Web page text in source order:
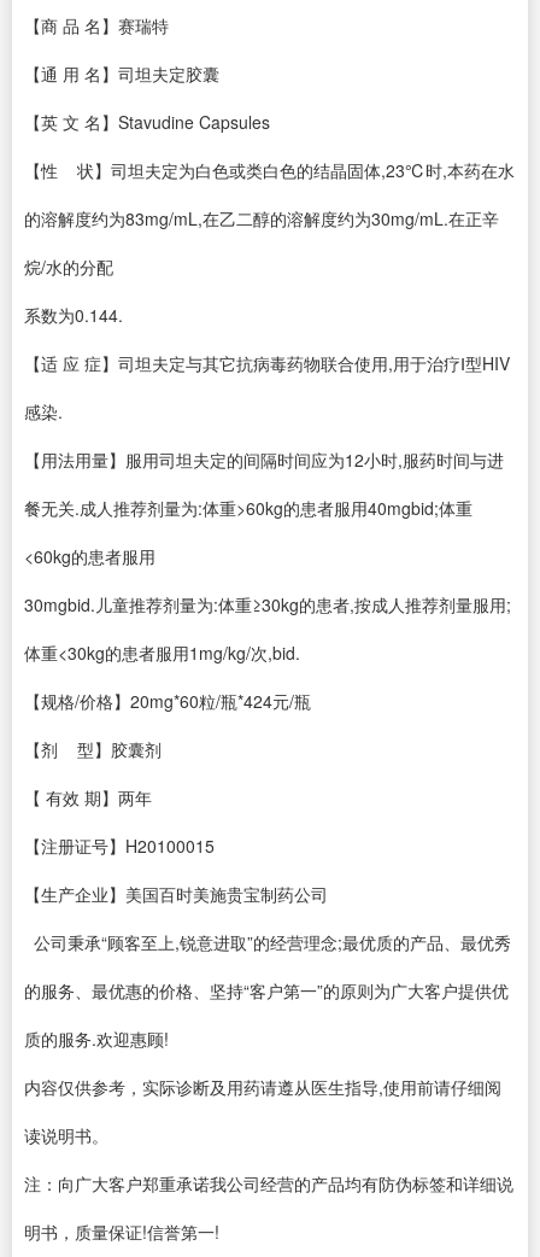
【商 品 名】赛瑞特
【通 用 名】司坦夫定胶囊
【英 文 名】Stavudine Capsules
【性 状】司坦夫定为白色或类白色的结晶固体,23℃时,本药在水
的溶解度约为83mg/mL,在乙二醇的溶解度约为30mg/mL.在正辛
烷/水的分配
系数为0.144.
【适 应 症】司坦夫定与其它抗病毒药物联合使用,用于治疗Ⅰ型HIV
感染.
【用法用量】服用司坦夫定的间隔时间应为12小时,服药时间与进
餐无关.成人推荐剂量为:体重>60kg的患者服用40mgbid;体重
<60kg的患者服用
30mgbid.儿童推荐剂量为:体重≥30kg的患者,按成人推荐剂量服用;
体重<30kg的患者服用1mg/kg/次,bid.
【规格/价格】20mg*60粒/瓶*424元/瓶
【剂 型】胶囊剂
【 有效 期】两年
【注册证号】H20100015
【生产企业】美国百时美施贵宝制药公司
公司秉承“顾客至上,锐意进取”的经营理念;最优质的产品、最优秀
的服务、最优惠的价格、坚持“客户第一”的原则为广大客户提供优
质的服务.欢迎惠顾!
内容仅供参考，实际诊断及用药请遵从医生指导,使用前请仔细阅
读说明书。
注：向广大客户郑重承诺我公司经营的产品均有防伪标签和详细说
明书，质量保证!信誉第一!